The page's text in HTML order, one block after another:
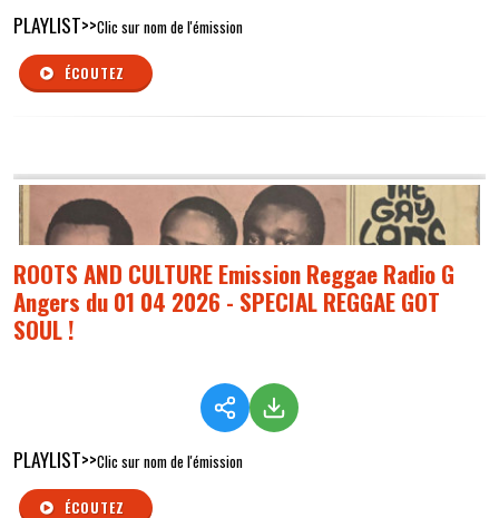
PLAYLIST>>Clic sur nom de l'émission
ÉCOUTEZ
ROOTS AND CULTURE Emission Reggae Radio G
Angers du 01 04 2026 - SPECIAL REGGAE GOT
SOUL !
PLAYLIST>>Clic sur nom de l'émission
ÉCOUTEZ